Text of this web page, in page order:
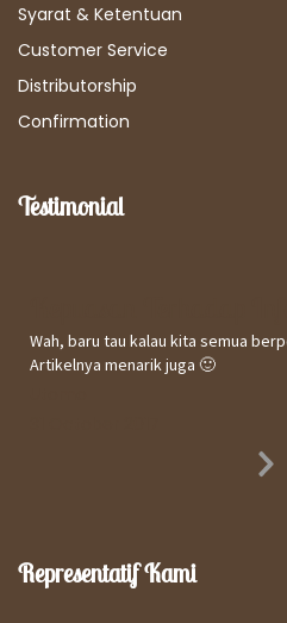
Syarat & Ketentuan
Customer Service
Distributorship
Confirmation
Testimonial
Wah, baru tau kalau kita semua
Artikelnya menarik juga 🙂
Representatif Kami